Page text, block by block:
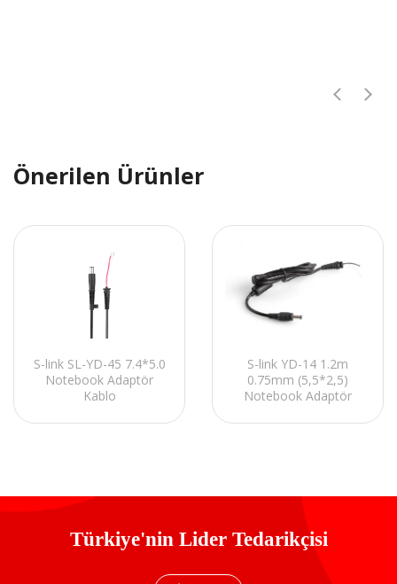
Önerilen Ürünler
S-link SL-YD-45 7.4*5.0
Notebook Adaptör
Kablo
S-link YD-14 1.2m
0.75mm (5,5*2,5)
Notebook Adaptör
Türkiye'nin Lider Tedarikçisi